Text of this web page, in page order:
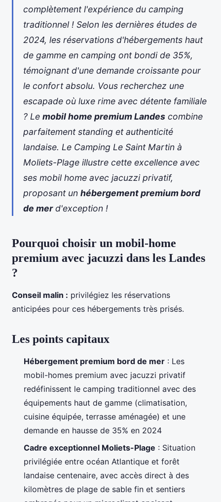
complètement l'expérience du camping
traditionnel ! Selon les dernières études de
2024, les réservations d'hébergements haut
de gamme en camping ont bondi de 35%,
témoignant d'une demande croissante pour
le confort absolu. Vous recherchez une
escapade où luxe rime avec détente familiale
? Le mobil home premium Landes combine
parfaitement standing et authenticité
landaise. Le Camping Le Saint Martin à
Moliets-Plage illustre cette excellence avec
ses mobil home avec jacuzzi privatif,
proposant un hébergement premium bord
de merd'exception !
Pourquoi choisir un mobil-home
premium avec jacuzzi dans les Landes
?
Conseil malin : privilégiez les réservations
anticipées pour ces hébergements très prisés.
Les points capitaux
Hébergement premium bord de mer : Les
mobil-homes premium avec jacuzzi privatif
redéfinissent le camping traditionnel avec des
équipements haut de gamme (climatisation,
cuisine équipée, terrasse aménagée) et une
demande en hausse de 35% en 2024
Cadre exceptionnel Moliets-Plage : Situation
privilégiée entre océan Atlantique et forêt
landaise centenaire, avec accès direct à des
kilomètres de plage de sable fin et sentiers